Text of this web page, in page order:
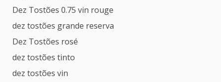
Dez Tostões 0.75 vin rouge
dez tostões grande reserva
Dez Tostões rosé
dez tostões tinto
dez tostões vin